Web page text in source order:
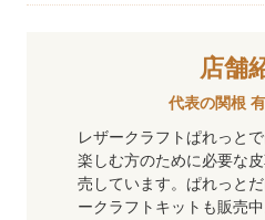
店舗
代表の関根
レザークラフトぱれっと
楽しむ方のために必要な
売しています。ぱれっと
ークラフトキットも販売